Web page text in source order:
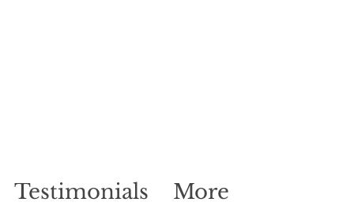
Testimonials More